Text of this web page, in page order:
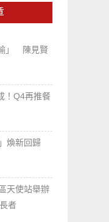
」 陳見賢
！Q4再推餐
煥新回歸
天使站舉辦
者